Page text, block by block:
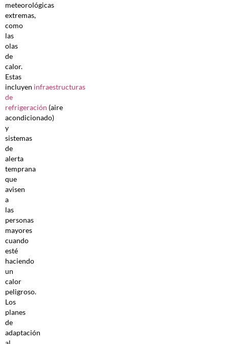
meteorológicas
extremas,
como
las
olas
de
calor.
Estas
incluyen infraestructuras
de
refrigeración (aire
acondicionado)
y
sistemas
de
alerta
temprana
que
avisen
a
las
personas
mayores
cuando
esté
haciendo
un
calor
peligroso.
Los
planes
de
adaptación